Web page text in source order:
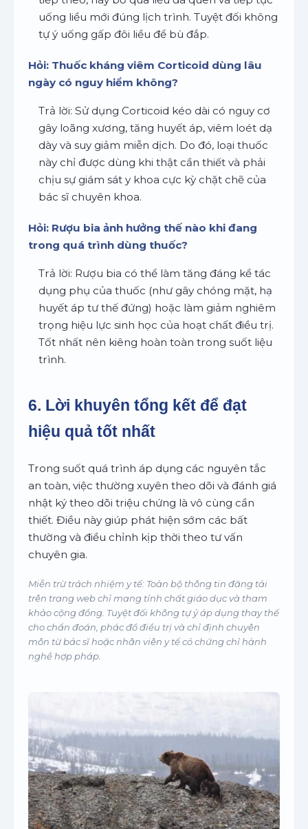
uống liều mới đúng lịch trình. Tuyệt đối không
tự ý uống gấp đôi liều để bù đắp.
Hỏi: Thuốc kháng viêm Corticoid dùng lâu
ngày có nguy hiểm không?
Trả lời: Sử dụng Corticoid kéo dài có nguy cơ
gây loãng xương, tăng huyết áp, viêm loét dạ
dày và suy giảm miễn dịch. Do đó, loại thuốc
này chỉ được dùng khi thật cần thiết và phải
chịu sự giám sát y khoa cực kỳ chặt chẽ của
bác sĩ chuyên khoa.
Hỏi: Rượu bia ảnh hưởng thế nào khi đang
trong quá trình dùng thuốc?
Trả lời: Rượu bia có thể làm tăng đáng kể tác
dụng phụ của thuốc (như gây chóng mặt, hạ
huyết áp tư thế đứng) hoặc làm giảm nghiêm
trọng hiệu lực sinh học của hoạt chất điều trị.
Tốt nhất nên kiêng hoàn toàn trong suốt liệu
trình.
6. Lời khuyên tổng kết để đạt
hiệu quả tốt nhất
Trong suốt quá trình áp dụng các nguyên tắc
an toàn, việc thường xuyên theo dõi và đánh giá
nhật ký theo dõi triệu chứng là vô cùng cần
thiết. Điều này giúp phát hiện sớm các bất
thường và điều chỉnh kịp thời theo tư vấn
chuyên gia.
Miễn trừ trách nhiệm y tế: Toàn bộ thông tin đăng tải
trên trang web chỉ mang tính chất giáo dục và tham
khảo cộng đồng. Tuyệt đối không tự ý áp dụng thay thế
cho chẩn đoán, phác đồ điều trị và chỉ định chuyên
môn từ bác sĩ hoặc nhân viên y tế có chứng chỉ hành
nghề hợp pháp.